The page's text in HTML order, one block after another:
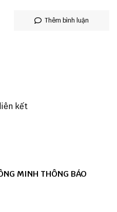
Thêm bình luận
kết
MINH THÔNG BÁO